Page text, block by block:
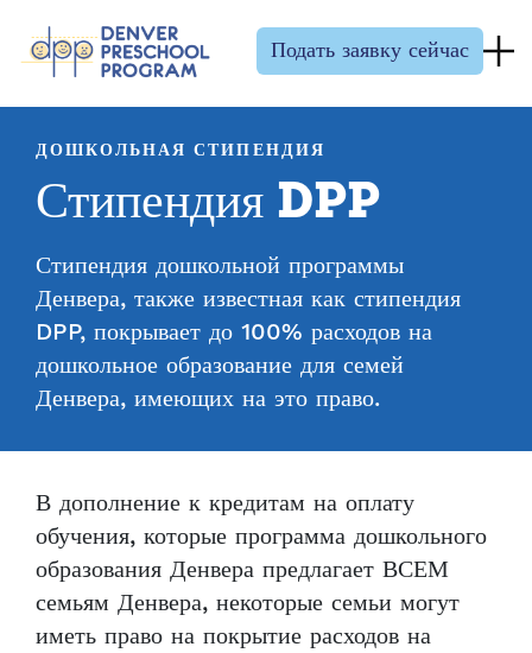
Подать заявку сейчас
ДОШКОЛЬНАЯ СТИПЕНДИЯ
Стипендия DPP
Стипендия дошкольной программы
Денвера, также известная как стипендия
DPP, покрывает до 100% расходов на
дошкольное образование для семей
Денвера, имеющих на это право.
В дополнение к кредитам на оплату
обучения, которые программа дошкольного
образования Денвера предлагает ВСЕМ
семьям Денвера, некоторые семьи могут
иметь право на покрытие расходов на